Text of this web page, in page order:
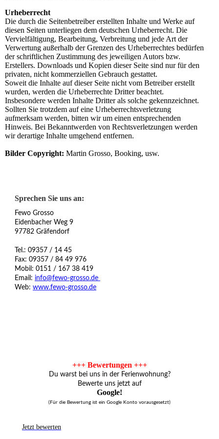
Urheberrecht
Die durch die Seitenbetreiber erstellten Inhalte und Werke auf
diesen Seiten unterliegen dem deutschen Urheberrecht. Die
Vervielfältigung, Bearbeitung, Verbreitung und jede Art der
Verwertung außerhalb der Grenzen des Urheberrechtes bedürfen
der schriftlichen Zustimmung des jeweiligen Autors bzw.
Erstellers. Downloads und Kopien dieser Seite sind nur für den
privaten, nicht kommerziellen Gebrauch gestattet.
Soweit die Inhalte auf dieser Seite nicht vom Betreiber erstellt
wurden, werden die Urheberrechte Dritter beachtet.
Insbesondere werden Inhalte Dritter als solche gekennzeichnet.
Sollten Sie trotzdem auf eine Urheberrechtsverletzung
aufmerksam werden, bitten wir um einen entsprechenden
Hinweis. Bei Bekanntwerden von Rechtsverletzungen werden
wir derartige Inhalte umgehend entfernen.
Bilder Copyright: Martin Grosso, Booking, usw.
Sprechen Sie uns an:
Fewo Grosso
Eidenbacher Weg 9
97782 Gräfendorf
Tel.: 09357 / 14 45
Fax: 09357 / 84 49 976
Mobil: 0151 / 167 38 419
Email: info@fewo-grosso.de
Web: www.fewo-grosso.de
+++ Bewertungen +++
Du warst bei uns in der Ferienwohnung?
Bewerte uns jetzt auf
Google!
(Für die Bewertung ist ein Google Konto vorausgesetzt)
Jetzt bewerten